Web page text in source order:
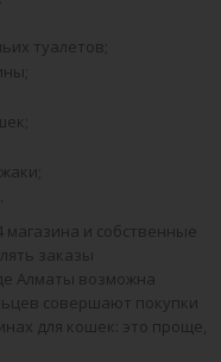
туалетов;
и собственные
заказы
Алматы возможна
совершают покупки
для кошек: это проще,